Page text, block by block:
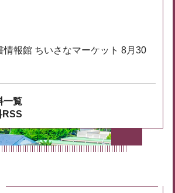
情報館 ちいさなマーケット 8月30
一覧
RSS